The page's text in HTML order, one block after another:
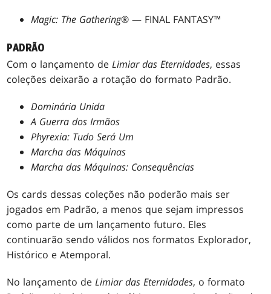
Magic: The Gathering® — FINAL FANTASY™
PADRÃO
Com o lançamento deLimiar das Eternidades, essas
coleções deixarão a rotação do formato Padrão.
Dominária Unida
A Guerra dos Irmãos
Phyrexia: Tudo Será Um
Marcha das Máquinas
Marcha das Máquinas: Consequências
Os cards dessas coleções não poderão mais ser
jogados em Padrão, a menos que sejam impressos
como parte de um lançamento futuro. Eles
continuarão sendo válidos nos formatos Explorador,
Histórico e Atemporal.
No lançamento deLimiar das Eternidades, o formato